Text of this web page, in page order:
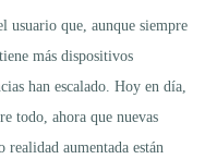
usuario que, aunque siempre
más dispositivos
han escalado. Hoy en día,
todo, ahora que nuevas
aumentada están